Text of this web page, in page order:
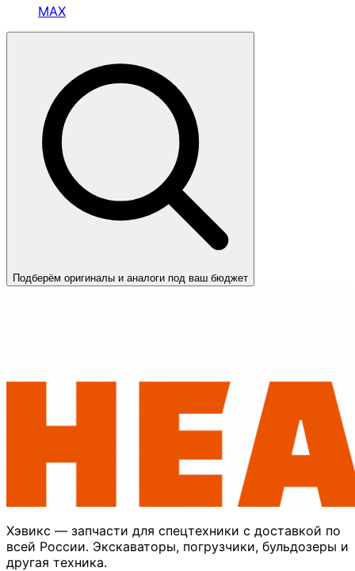
MAX
Подберём оригиналы и аналоги под ваш бюджет
Хэвикс — запчасти для спецтехники с доставкой по
всей России. Экскаваторы, погрузчики, бульдозеры и
другая техника.